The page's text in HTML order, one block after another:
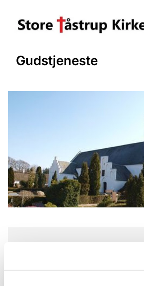
Gudstjeneste
Søndag 19. juli 2026, kl.